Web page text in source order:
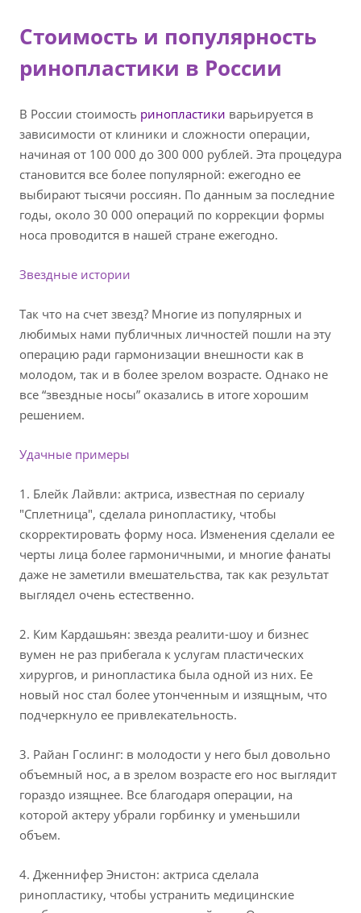
Стоимость и популярность
ринопластики в России
В России стоимость ринопластики варьируется в
зависимости от клиники и сложности операции,
начиная от 100 000 до 300 000 рублей. Эта процедура
становится все более популярной: ежегодно ее
выбирают тысячи россиян. По данным за последние
годы, около 30 000 операций по коррекции формы
носа проводится в нашей стране ежегодно.
Звездные истории
Так что на счет звезд? Многие из популярных и
любимых нами публичных личностей пошли на эту
операцию ради гармонизации внешности как в
молодом, так и в более зрелом возрасте. Однако не
все “звездные носы” оказались в итоге хорошим
решением.
Удачные примеры
1. Блейк Лайвли: актриса, известная по сериалу
"Сплетница", сделала ринопластику, чтобы
скорректировать форму носа. Изменения сделали ее
черты лица более гармоничными, и многие фанаты
даже не заметили вмешательства, так как результат
выглядел очень естественно.
2. Ким Кардашьян: звезда реалити-шоу и бизнес
вумен не раз прибегала к услугам пластических
хирургов, и ринопластика была одной из них. Ее
новый нос стал более утонченным и изящным, что
подчеркнуло ее привлекательность.
3. Райан Гослинг: в молодости у него был довольно
объемный нос, а в зрелом возрасте его нос выглядит
гораздо изящнее. Все благодаря операции, на
которой актеру убрали горбинку и уменьшили
объем.
4. Дженнифер Энистон: актриса сделала
ринопластику, чтобы устранить медицинские